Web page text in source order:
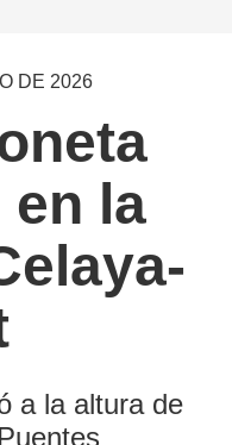
DE 2026
en la
a la altura de